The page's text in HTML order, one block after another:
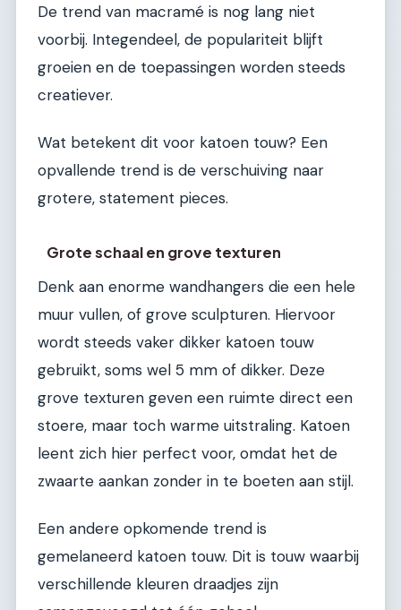
De trend van macramé is nog lang niet
voorbij. Integendeel, de populariteit blijft
groeien en de toepassingen worden steeds
creatiever.
Wat betekent dit voor katoen touw? Een
opvallende trend is de verschuiving naar
grotere, statement pieces.
Grote schaal en grove texturen
Denk aan enorme wandhangers die een hele
muur vullen, of grove sculpturen. Hiervoor
wordt steeds vaker dikker katoen touw
gebruikt, soms wel 5 mm of dikker. Deze
grove texturen geven een ruimte direct een
stoere, maar toch warme uitstraling. Katoen
leent zich hier perfect voor, omdat het de
zwaarte aankan zonder in te boeten aan stijl.
Een andere opkomende trend is
gemelaneerd katoen touw. Dit is touw waarbij
verschillende kleuren draadjes zijn